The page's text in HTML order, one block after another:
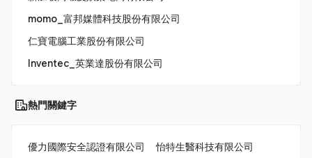
momo_富邦媒體科技股份有限公司
仁寶電腦工業股份有限公司
Inventec_英業達股份有限公司
熱門關鍵字
優力國際安全認證有限公司
怡特生醫科技有限公司